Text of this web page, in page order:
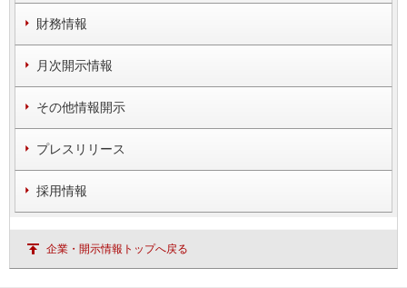
財務情報
月次開示情報
その他情報開示
プレスリリース
採用情報
企業・開示情報トップへ戻る